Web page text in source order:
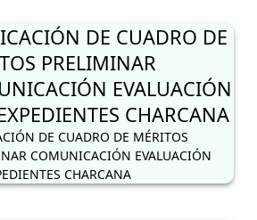
DE CUADRO DE
PRELIMINAR
EVALUACIÓN
CHARCANA
DE CUADRO DE MÉRITOS
COMUNICACIÓN EVALUACIÓN
CHARCANA